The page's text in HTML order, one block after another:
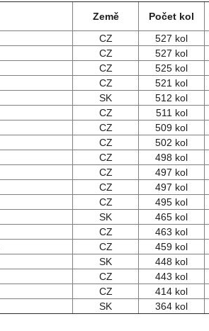
Země Počet kol
CZ 527 kol
CZ 527 kol
CZ 525 kol
CZ 521 kol
SK 512 kol
CZ 511 kol
CZ 509 kol
CZ 502 kol
CZ 498 kol
CZ 497 kol
CZ 497 kol
CZ 495 kol
SK 465 kol
CZ 463 kol
CZ 459 kol
SK 448 kol
CZ 443 kol
CZ 414 kol
SK 364 kol